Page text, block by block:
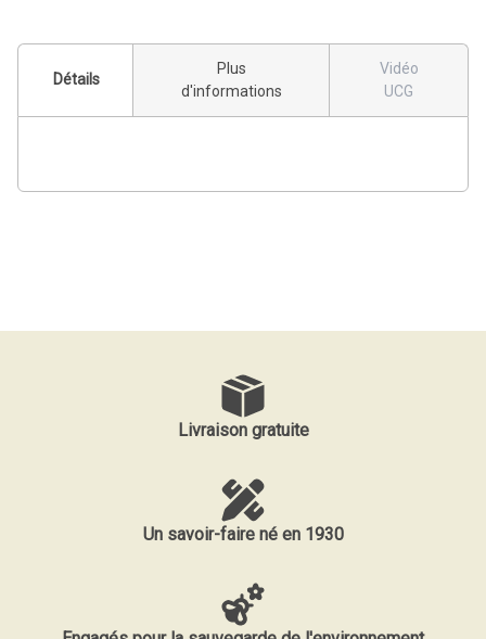
Détails
Plus
d'informations
Vidéo
UCG
Livraison gratuite
Un savoir-faire né en 1930